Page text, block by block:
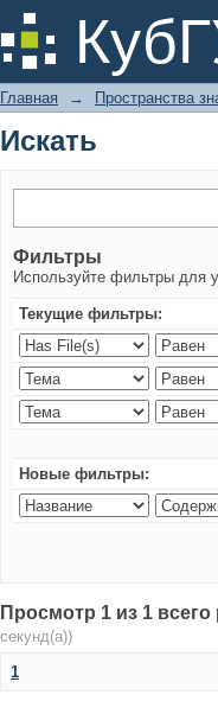
Искать
Главная → Пространства
Искать
Фильтры
Используйте фильтры для
Текущие фильтры:
Новые фильтры:
Просмотр 1 из 1
секунд(а))
1